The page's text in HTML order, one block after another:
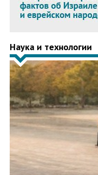
Наука и технологии